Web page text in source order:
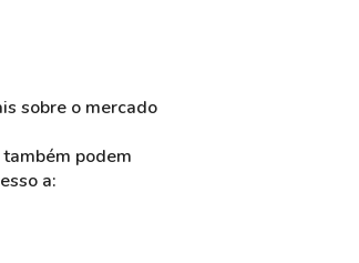
sobre o mercado
podem
a: